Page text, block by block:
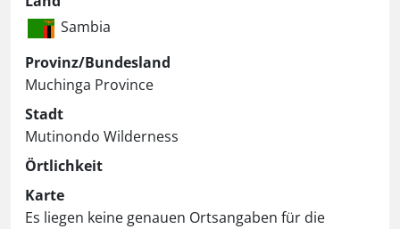
Sambia
Provinz/Bundesland
Muchinga Province
Stadt
Mutinondo Wilderness
Örtlichkeit
Karte
Es liegen keine genauen Ortsangaben für die